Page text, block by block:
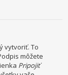
vytvoriť. To
môžete
Pripojiť